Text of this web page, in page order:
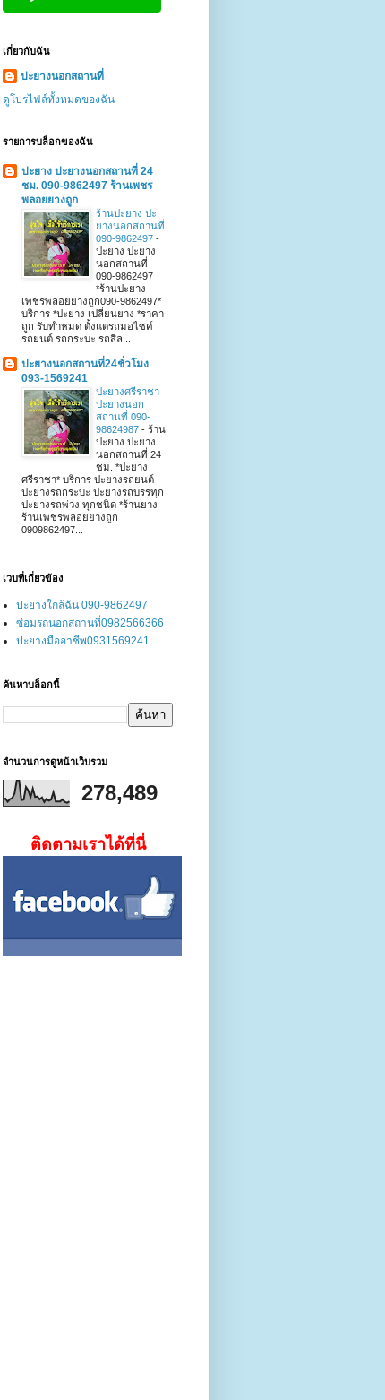
เกี่ยวกับฉัน
ปะยางนอกสถานที่
ดูโปรไฟล์ทั้งหมดของฉัน
รายการบล็อกของฉัน
ปะยาง ปะยางนอกสถานที่ 24
ชม. 090-9862497 ร้านเพชร
พลอยยางถูก
ร้านปะยาง ปะ
ยางนอกสถานที่
090-9862497 -
ปะยาง ปะยาง
นอกสถานที่
090-9862497
*ร้านปะยาง
เพชรพลอยยางถูก090-9862497*
บริการ *ปะยาง เปลี่ยนยาง *ราคา
ถูก รับทำหมด ตั้งแต่รถมอไซค์
รถยนต์ รถกระบะ รถสี่ล...
ปะยางนอกสถานที่24ชั่วโมง
093-1569241
ปะยางศรีราชา
ปะยางนอก
สถานที่ 090-
98624987 - ร้าน
ปะยาง ปะยาง
นอกสถานที่ 24
ชม. *ปะยาง
ศรีราชา* บริการ ปะยางรถยนต์
ปะยางรถกระบะ ปะยางรถบรรทุก
ปะยางรถพ่วง ทุกชนิด *ร้านยาง
ร้านเพชรพลอยยางถูก
0909862497...
เวบที่เกี่ยวข้อง
ปะยางใกล้ฉัน 090-9862497
ซ่อมรถนอกสถานที่0982566366
ปะยางมืออาชีพ0931569241
ค้นหาบล็อกนี้
จำนวนการดูหน้าเว็บรวม
278,489
ติดตามเราได้ที่นี่